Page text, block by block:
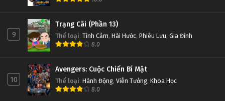
9
Trạng Cãi (Phần 13)
Thể loại: Tình Cảm, Hài Hước, Phiêu Lưu, Gia Đình
8.0
10
Avengers: Cuộc Chiến Bí Mật
Thể loại: Hành Động, Viễn Tưởng, Khoa Học
8.0